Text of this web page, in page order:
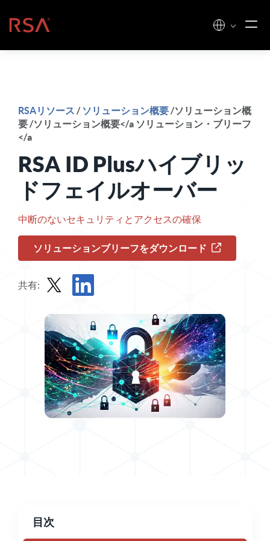
ホーム
RSAリソース / ソリューション概要/ソリューション概
要 /ソリューション概要</a ソリューション・ブリーフ
</a
RSA ID Plusハイブリッ
ドフェイルオーバー
中断のないセキュリティとアクセスの確保
ソリューションブリーフをダウンロード
共有:
目次